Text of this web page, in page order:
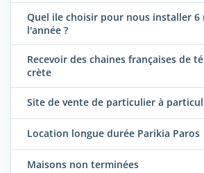
Quel ile choisir pour nous installer 6
l'année ?
Recevoir des chaines françaises de
crète
Site de vente de particulier à
Location longue durée Parikia Paros
Maisons non terminées